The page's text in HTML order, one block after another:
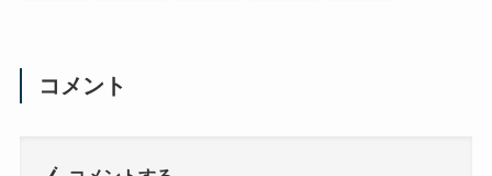
コメント